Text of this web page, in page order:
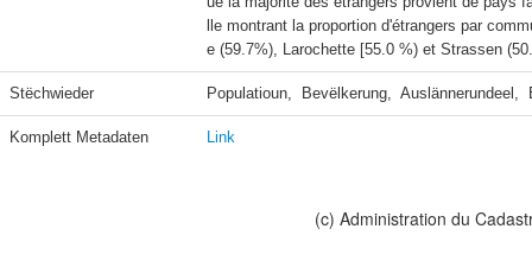
lle montrant la proportion d'étrangers par
e (59.7%), Larochette [55.0 %) et Strassen
Stëchwieder Populatioun,  Bevëlkerung,  Auslännerundeel,
Komplett Metadaten Link
(c) Administration du